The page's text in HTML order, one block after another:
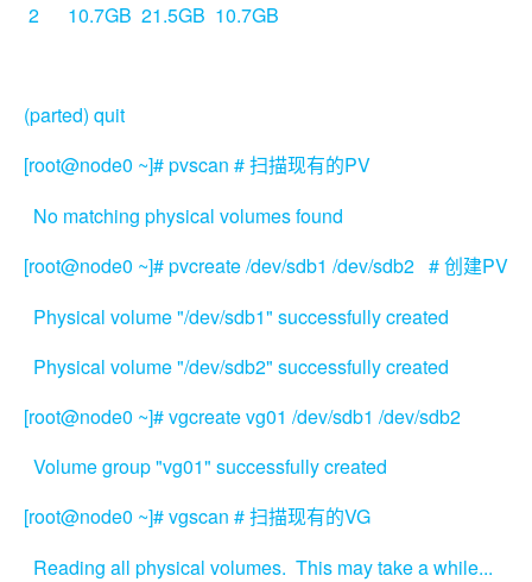
2 10.7GB 21.5GB 10.7GB
(parted) quit
[root@node0 ~]# pvscan # 扫描现有的PV
No matching physical volumes found
[root@node0 ~]# pvcreate /dev/sdb1 /dev/sdb2 # 创建PV
Physical volume "/dev/sdb1" successfully created
Physical volume "/dev/sdb2" successfully created
[root@node0 ~]# vgcreate vg01 /dev/sdb1 /dev/sdb2
Volume group "vg01" successfully created
[root@node0 ~]# vgscan # 扫描现有的VG
Reading all physical volumes. This may take a while...